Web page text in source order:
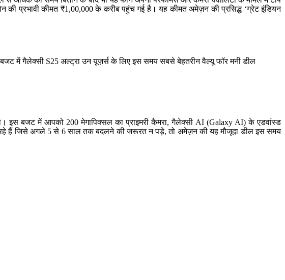
प्रभावी कीमत ₹1,00,000 के करीब पहुंच गई है। यह कीमत अमेज़न की प्रसिद्ध ‘ग्रेट इंडियन
में गैलेक्सी S25 अल्ट्रा उन यूज़र्स के लिए इस समय सबसे बेहतरीन वैल्यू फॉर मनी डील
इस बजट में आपको 200 मेगापिक्सल का प्राइमरी कैमरा, गैलेक्सी AI (Galaxy AI) के एडवांस्ड
हैं जिसे अगले 5 से 6 साल तक बदलने की जरूरत न पड़े, तो अमेज़न की यह मौजूदा डील इस समय